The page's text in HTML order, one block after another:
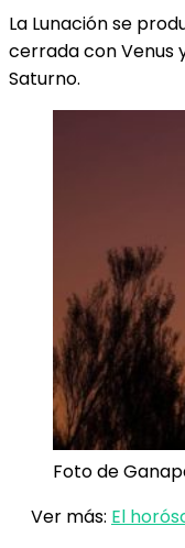
La Lunación se
cerrada con Venus
Saturno.
Foto de
Ver más: El